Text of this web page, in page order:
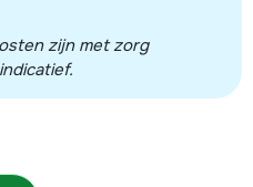
zijn met zorg